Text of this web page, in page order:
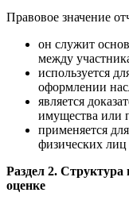
Правовое значение
он служит
между
используется
оформлении
является
имущества или
применяется
физических
Раздел 2. Структура
оценке